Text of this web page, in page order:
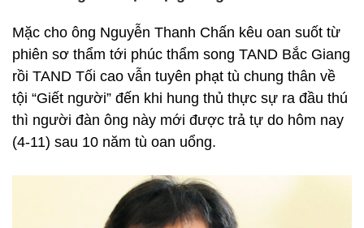
Mặc cho ông Nguyễn Thanh Chấn kêu oan suốt từ
phiên sơ thẩm tới phúc thẩm song TAND Bắc Giang
rồi TAND Tối cao vẫn tuyên phạt tù chung thân về
tội “Giết người” đến khi hung thủ thực sự ra đầu thú
thì người đàn ông này mới được trả tự do hôm nay
(4-11) sau 10 năm tù oan uổng.